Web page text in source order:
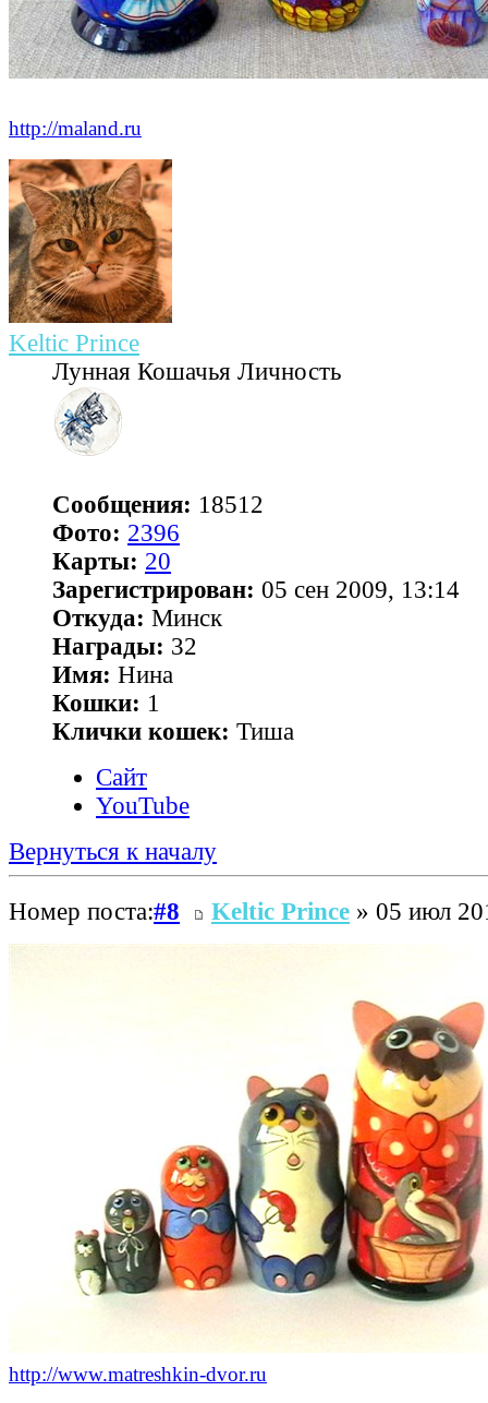
http://maland.ru
Keltic Prince
Лунная Кошачья Личность
Сообщения: 18512
Фото: 2396
Карты: 20
Зарегистрирован: 05 сен 2009, 13:14
Откуда: Минск
Награды: 32
Имя: Нина
Кошки: 1
Клички кошек: Тиша
Сайт
YouTube
Вернуться к началу
Номер поста:#8 Keltic Prince » 05 июл
http://www.matreshkin-dvor.ru